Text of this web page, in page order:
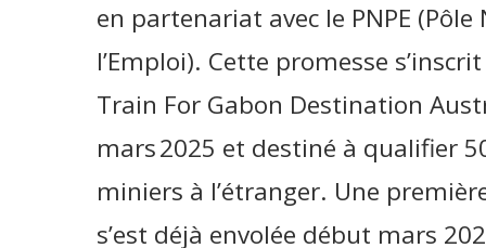
en partenariat avec le PNPE
l’Emploi). Cette promesse
Train For Gabon Destination
mars 2025 et destiné à qualifier
miniers à l’étranger. Une
s’est déjà envolée début mars